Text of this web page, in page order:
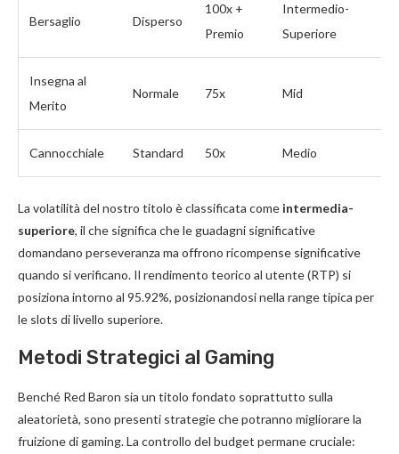
Bersaglio Disperso
100x +
Premio
Intermedio-
Superiore
Insegna al
Merito
Normale 75x Mid
Cannocchiale Standard 50x Medio
La volatilità del nostro titolo è classificata come intermedia-
superiore, il che significa che le guadagni significative
domandano perseveranza ma offrono ricompense significative
quando si verificano. Il rendimento teorico al utente (RTP) si
posiziona intorno al 95.92%, posizionandosi nella range tipica per
le slots di livello superiore.
Metodi Strategici al Gaming
Benché Red Baron sia un titolo fondato soprattutto sulla
aleatorietà, sono presenti strategie che potranno migliorare la
fruizione di gaming. La controllo del budget permane cruciale: